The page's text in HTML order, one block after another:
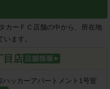
カーＦＣ店舗の中から、所在地
ます。
目店
ッカーアパートメント1号室